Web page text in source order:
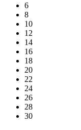
6
8
10
12
14
16
18
20
22
24
26
28
30